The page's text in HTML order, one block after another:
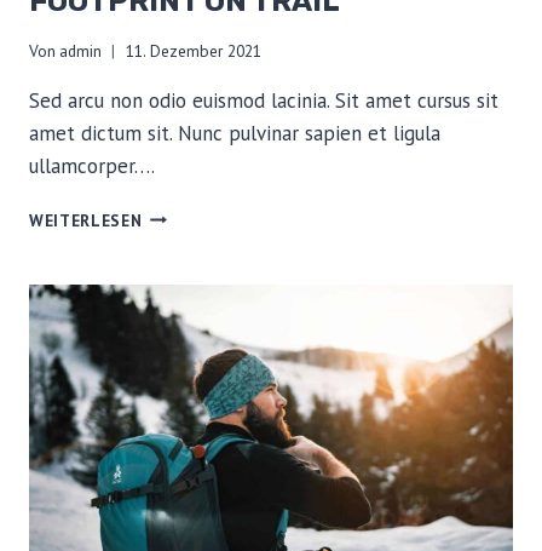
Von admin 11. Dezember 2021
Sed arcu non odio euismod lacinia. Sit amet cursus sit
amet dictum sit. Nunc pulvinar sapien et ligula
ullamcorper….
WEITERLESEN HOW
YOUR
FOOTPRINT
TRAIL